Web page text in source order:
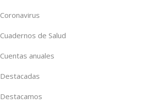
Coronavirus
Cuadernos de Salud
Cuentas anuales
Destacadas
Destacamos